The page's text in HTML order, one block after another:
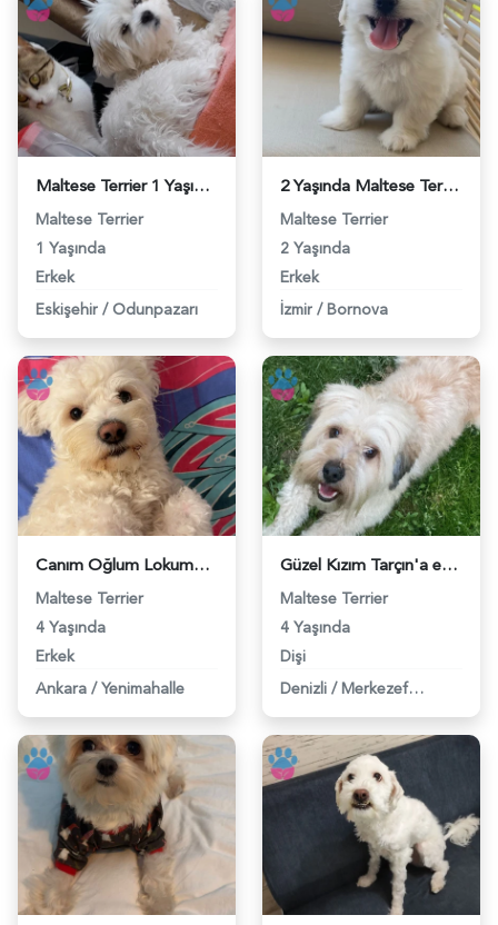
Maltese Terrier 1 Yaşında Efe Eş Arıyor - 118983926
Maltese Terrier
1 Yaşında
Erkek
Eskişehir / Odunpazarı
2 Yaşında Maltese Terrier Köpeğime Eş Arıyorum - 118983912
Maltese Terrier
2 Yaşında
Erkek
İzmir / Bornova
Canım Oğlum Lokuma Eş Arıyoruz - 118983903
Maltese Terrier
4 Yaşında
Erkek
Ankara / Yenimahalle
Güzel Kızım Tarçın'a eş arıyorum - 118983728
Maltese Terrier
4 Yaşında
Dişi
Denizli / Merkezefendi